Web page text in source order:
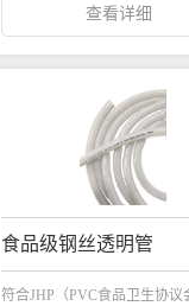
查看详细
食品级钢丝透明管
符合JHP（PVC食品卫生协议